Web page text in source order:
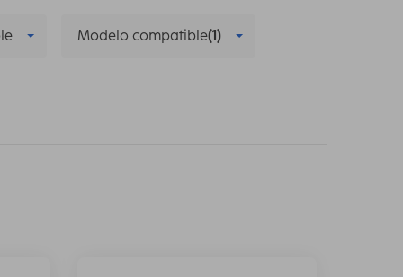
Modelo compatible(1)